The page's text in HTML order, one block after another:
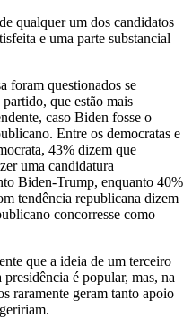
qualquer um dos candidatos
e uma parte substancial
foram questionados se
que estão mais
caso Biden fosse o
Entre os democratas e
43% dizem que
uma candidatura
Biden-Trump, enquanto 40%
tendência republicana dizem
concorresse como
que a ideia de um terceiro
é popular, mas, na
raramente geram tanto apoio